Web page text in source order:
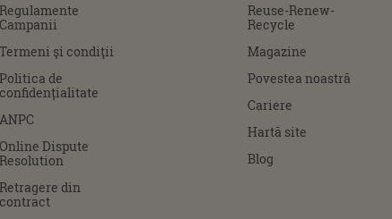
Regulamente
Campanii
Termeni şi condiţii
Politica de
confidențialitate
ANPC
Online Dispute
Resolution
Retragere din
contract
Reuse-Renew-
Recycle
Magazine
Povestea noastră
Cariere
Hartă site
Blog